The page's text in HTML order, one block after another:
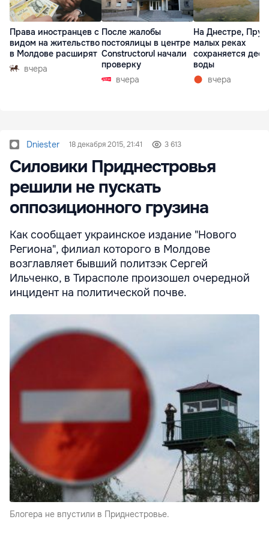
Права иностранцев с
видом на жительство
в Молдове расширят
вчера
После жалобы
постоялицы в центре
Constructorul начали
проверку
вчера
На Днестре,
малых реках
сохраняется
воды
вчера
Dniester 18 декабря 2015, 21:41 3 613
Силовики Приднестровья
решили не пускать
оппозиционного грузина
Как сообщает украинское издание "Нового
Региона", филиал которого в Молдове
возглавляет бывший политзэк Сергей
Ильченко, в Тирасполе произошел очередной
инцидент на политической почве.
Блогера не впустили в Приднестровье.